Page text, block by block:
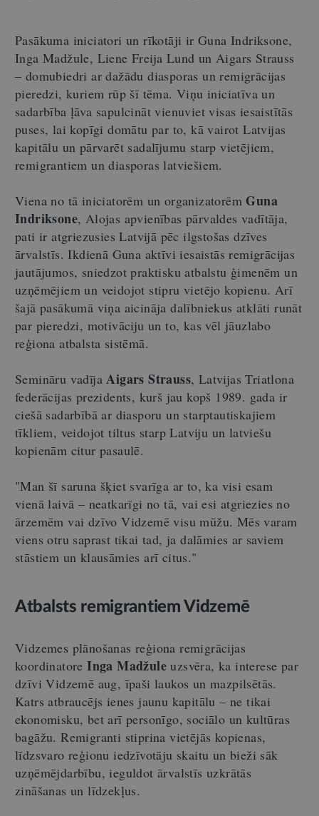
Pasākuma iniciatori un rīkotāji ir Guna Indriksone,
Inga Madžule, Liene Freija Lund un Aigars Strauss
– domubiedri ar dažādu diasporas un remigrācijas
pieredzi, kuriem rūp šī tēma. Viņu iniciatīva un
sadarbība ļāva sapulcināt vienuviet visas iesaistītās
puses, lai kopīgi domātu par to, kā vairot Latvijas
kapitālu un pārvarēt sadalījumu starp vietējiem,
remigrantiem un diasporas latviešiem.
Viena no tā iniciatorēm un organizatorēmGuna
Indriksone, Alojas apvienības pārvaldes vadītāja,
pati ir atgriezusies Latvijā pēc ilgstošas dzīves
ārvalstīs. Ikdienā Guna aktīvi iesaistās remigrācijas
jautājumos, sniedzot praktisku atbalstu ģimenēm un
uzņēmējiem un veidojot stipru vietējo kopienu. Arī
šajā pasākumā viņa aicināja dalībniekus atklāti runāt
par pieredzi, motivāciju un to, kas vēl jāuzlabo
reģiona atbalsta sistēmā.
Semināru vadīja Aigars Strauss, Latvijas Triatlona
federācijas prezidents, kurš jau kopš 1989. gada ir
ciešā sadarbībā ar diasporu un starptautiskajiem
tīkliem, veidojot tiltus starp Latviju un latviešu
kopienām citur pasaulē.
"Man šī saruna šķiet svarīga ar to, ka visi esam
vienā laivā – neatkarīgi no tā, vai esi atgriezies no
ārzemēm vai dzīvo Vidzemē visu mūžu. Mēs varam
viens otru saprast tikai tad, ja dalāmies ar saviem
stāstiem un klausāmies arī citus."
Atbalsts remigrantiem Vidzemē
Vidzemes plānošanas reģiona remigrācijas
koordinatoreInga Madžule uzsvēra, ka interese par
dzīvi Vidzemē aug, īpaši laukos un mazpilsētās.
Katrs atbraucējs ienes jaunu kapitālu – ne tikai
ekonomisku, bet arī personīgo, sociālo un kultūras
bagāžu. Remigranti stiprina vietējās kopienas,
līdzsvaro reģionu iedzīvotāju skaitu un bieži sāk
uzņēmējdarbību, ieguldot ārvalstīs uzkrātās
zināšanas un līdzekļus.